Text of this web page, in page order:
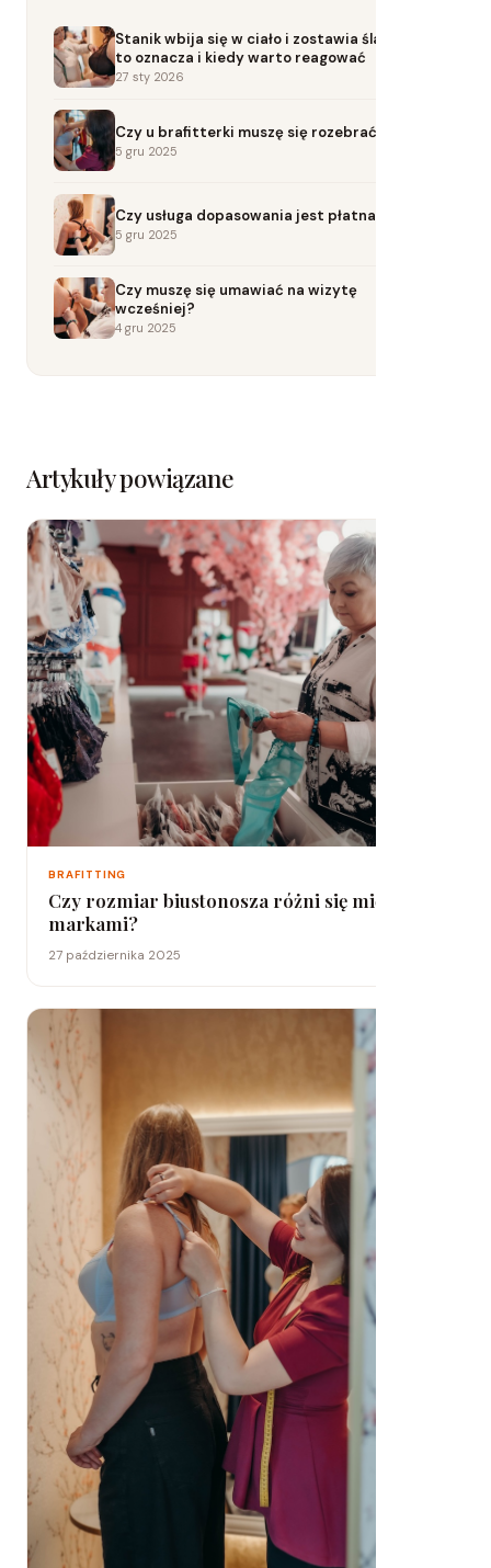
Stanik wbija się w ciało i zostawia ślady? Co
to oznacza i kiedy warto reagować
27 sty 2026
Czy u brafitterki muszę się rozebrać?
5 gru 2025
Czy usługa dopasowania jest płatna?
5 gru 2025
Czy muszę się umawiać na wizytę
wcześniej?
4 gru 2025
Artykuły powiązane
BRAFITTING
Czy rozmiar biustonosza różni się między
markami?
27 października 2025